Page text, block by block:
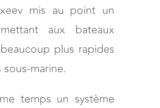
mis au point un
aux bateaux
plus rapides
marine.
temps un système